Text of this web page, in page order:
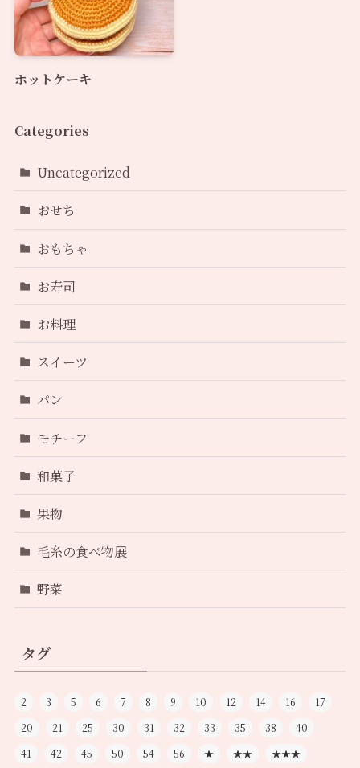
ホットケーキ
Categories
Uncategorized
おせち
おもちゃ
お寿司
お料理
スイーツ
パン
モチーフ
和菓子
果物
毛糸の食べ物展
野菜
タグ
2 3 5 6 7 8 9 10 12 14 16
17
20
21 25 30 31 32 33 35 38
40
41
42 45 50 54 56 ★ ★★ ★★★